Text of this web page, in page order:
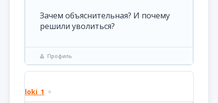
Зачем объяснительная? И почему
решили уволиться?
Профиль
loki_1